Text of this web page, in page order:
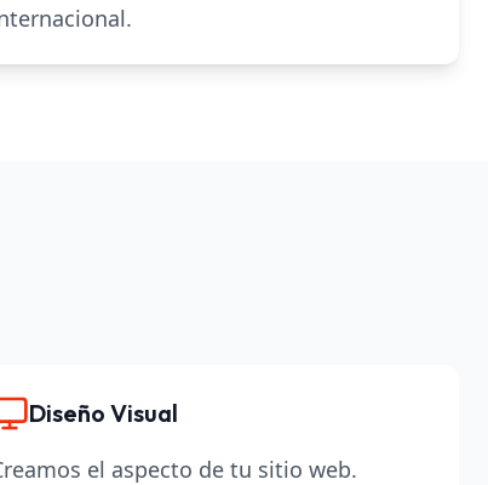
Diseño Visual
el aspecto de tu sitio web.